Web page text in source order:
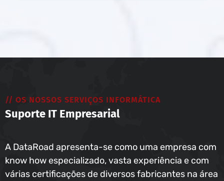
// OS NOSSOS SERVIÇOS INFORMÁTICA
Suporte IT Empresarial
A DataRoad apresenta-se como uma empresa com
know how especializado, vasta experiência e com
várias certificações de diversos fabricantes na área